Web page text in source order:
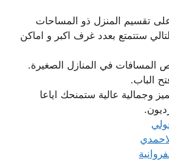
تقسيم المنزل ذو المساحات
ستتمتع بعدد غرف اكبر و اماكن
المسافات في المنازل الصغيرة.
الباب.
وجمالية عالية ستمنحك اياعا